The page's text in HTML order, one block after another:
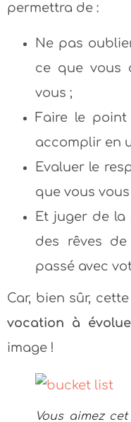
permettra de :
Ne pas
ce que vous
vous ;
Faire le
accomplir en
Evaluer le
que vous
Et juger de la
des rêves
passé avec
Car, bien sûr,
vocation à
image !
Vous aimez